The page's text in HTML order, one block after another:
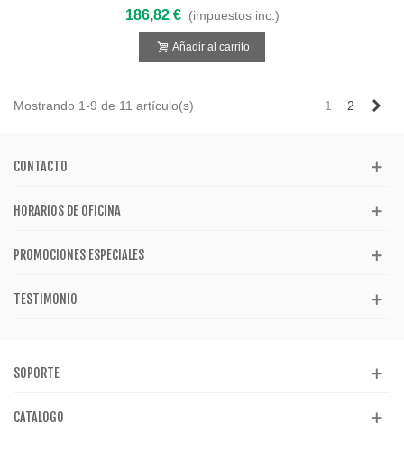
3050x2050
186,82 € (impuestos inc.)
Añadir al carrito
Mostrando 1-9 de 11 artículo(s) 1 2
CONTACTO
HORARIOS DE OFICINA
PROMOCIONES ESPECIALES
TESTIMONIO
SOPORTE
CATALOGO